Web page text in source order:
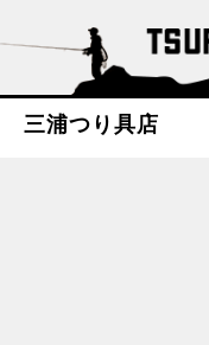
三浦つり具店